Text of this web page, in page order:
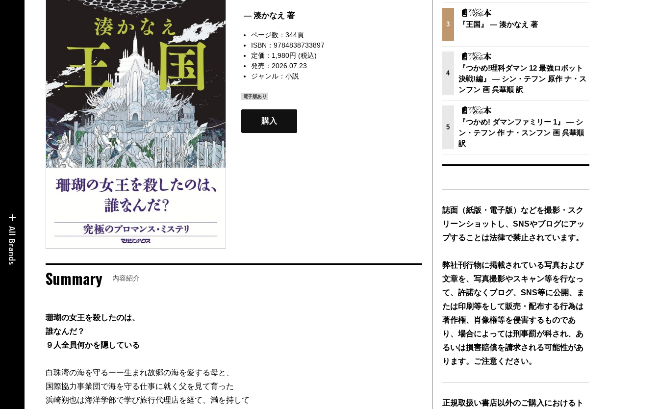
— 湊かなえ 著
ページ数：344頁
ISBN：9784838733897
定価：1,980円 (税込)
発売：2026.07.23
ジャンル： 小説
電子版あり
購入
Summary 内容紹介
珊瑚の女王を殺したのは、
誰なんだ？
９人全員何かを隠している
白珠湾の海を守るーー生まれ故郷の海を愛する母と、
国際協力事業団で海を守る仕事に就く父を見て育った
浜崎朔也は海洋学部で学び旅行代理店を経て、満を持して
3 『王国』 — 湊かなえ 著
4
『つかめ!理科ダマン 12 最強ロボット
決戦!編』 — シン・テフン 原作 ナ・ス
ンフン 画 呉華順 訳
5
『つかめ! ダマンファミリー 1』 — シ
ン・テフン 作 ナ・スンフン 画 呉華順
訳
誌面（紙版・電子版）などを撮影・スク
リーンショットし、SNSやブログにアッ
プすることは法律で禁止されています。
弊社刊行物に掲載されている写真および
文章を、写真撮影やスキャン等を行なっ
て、許諾なくブログ、SNS等に公開、ま
たは印刷等をして販売・配布する行為は
著作権、肖像権等を侵害するものであ
り、場合によっては刑事罰が科され、あ
るいは損害賠償を請求される可能性があ
ります。ご注意ください。
正規取扱い書店以外のご購入におけるト